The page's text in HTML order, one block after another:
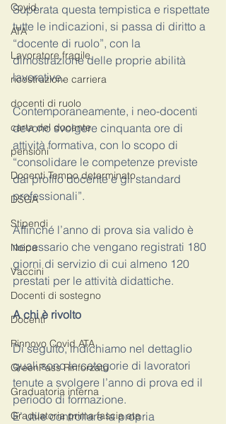
Covid
ATA
Lavoratore fragile
ricostruzione carriera
docenti di ruolo
carta del docente
pensioni
Docenti Tempo determinato
DSGA
Stipendi
Noipa
Vaccini
Docenti di sostegno
Docenti
Rinnovo Covid ATA
GreenPass Rinforzato
Graduatoria interna
Graduatoria prima fascia ata
Superata questa tempistica e rispettate
tutte le indicazioni, si passa di diritto a
“docente di ruolo”, con la
dimostrazione delle proprie abilità
lavorative.
Contemporaneamente, i neo-docenti
devono svolgere cinquanta ore di
attività formativa, con lo scopo di
“consolidare le competenze previste
dal profilo docente e gli standard
professionali”.
Affinché l’anno di prova sia valido è
necessario che vengano registrati 180
giorni di servizio di cui almeno 120
prestati per le attività didattiche.
A chi è rivolto
Di seguito, indichiamo nel dettaglio
quali sono le categorie di lavoratori
tenute a svolgere l’anno di prova ed il
periodo di formazione.
E’ utile controllare la propria